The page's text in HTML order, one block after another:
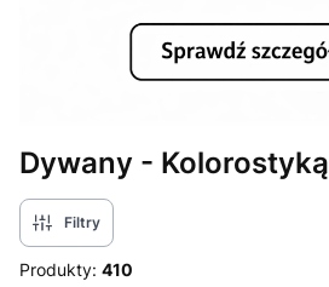
Dywany - Kolorostyką
Filtry
Produkty: 410